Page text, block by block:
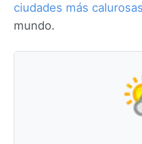
ciudades más
mundo.